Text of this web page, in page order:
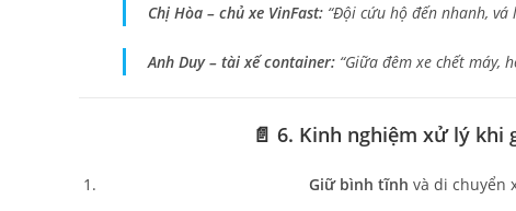
Chị Hòa – chủ xe VinFast: “Đội cứu hộ đến nhanh,
Anh Duy – tài xế container: “Giữa đêm xe chết máy,
📄 6. Kinh nghiệm xử lý
Giữ bình tĩnh và di chuyển